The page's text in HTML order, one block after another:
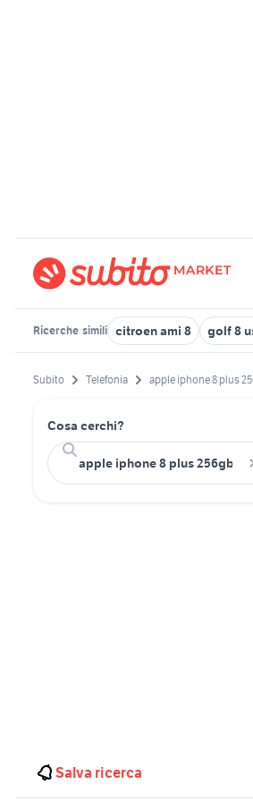
Ricerche simili citroen ami 8 golf 8
Subito Telefonia apple iphone 8 plus
Cosa cerchi?
Salva ricerca